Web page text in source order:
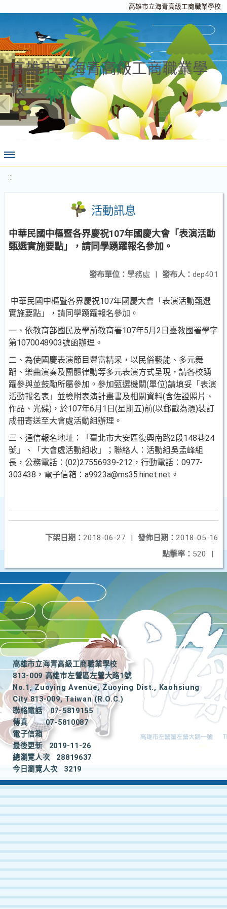
高雄市立海青高級工商職業學校
高雄市立海青高級工商職業學
校
:::
活動訊息
中華民國中樞暨各界慶祝107年國慶大會「表演活動
甄選實施要點」，請同學踴躍報名參加。
發布人： dep401
發布單位： 學務處 |
中華民國中樞暨各界慶祝107年國慶大會「表演活動甄選
實施要點」，請同學踴躍報名參加。
一、依教育部國民及學前教育署107年5月2日臺教國署學字
第1070048903號函辦理。
二、為使國慶表演節目豐富精采，以民俗藝能、多元舞
蹈、樂曲演奏及團體律動等多元表演方式呈現，請各校踴
躍參與並鼓勵所屬參加。參加甄選機關(單位)請填妥「表演
活動報名表」並檢附表演計畫書及相關資料(含佐證照片、
作品、光碟)，於107年6月1日(星期五)前(以郵戳為憑)裝訂
成冊寄送至大會處活動組辦理。
三、通信報名地址：「臺北市大安區復興南路2段148巷24
號」、「大會處活動組收」；聯絡人：活動組吳孟峰組
長，公務電話：(02)27556939-212，行動電話：0977-
303438，電子信箱：a9923a@ms35.hinet.net。
發佈日期： 2018-05-16
下架日期： 2018-06-27
|
點擊率： 520 |
高雄市立海青高級工商職業學校
813-009 高雄市左營區左營大路1號
No.1, Zuoying Avenue, Zuoying Dist., Kaohsiung
City 813-009, Taiwan (R.O.C.)
聯絡電話
07-5819155
|
傳真
07-5810087
電子信箱
最後更新
2019-11-26
總瀏覽人次
28819637
今日瀏覽人次
3219